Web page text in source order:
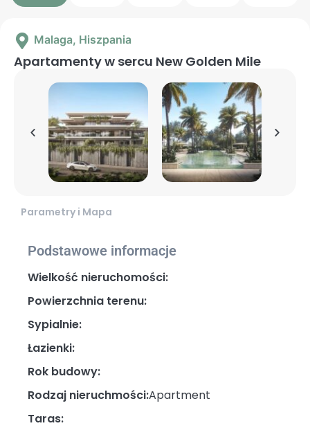
Malaga, Hiszpania
Apartamenty w sercu New Golden Mile
Parametry i Mapa
Podstawowe informacje
Wielkość nieruchomości:
Powierzchnia terenu:
Sypialnie:
Łazienki:
Rok budowy:
Rodzaj nieruchmości:Apartment
Taras: